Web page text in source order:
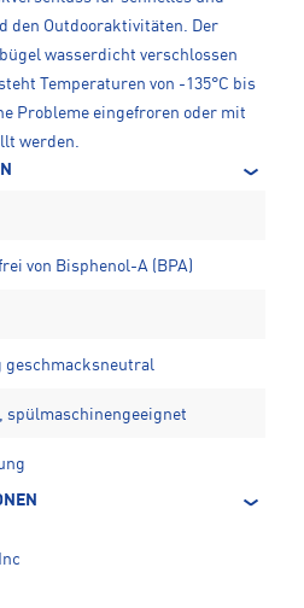
den Outdooraktivitäten. Der
wasserdicht verschlossen
Temperaturen von -135°C bis
Probleme eingefroren oder mit
werden.
von Bisphenol-A (BPA)
geschmacksneutral
spülmaschinengeeignet